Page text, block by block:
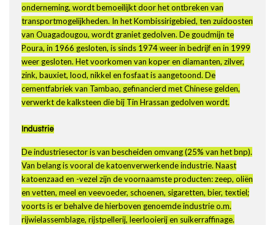
onderneming, wordt bemoeilijkt door het ontbreken van
transportmogelijkheden. In het Kombissirigebied, ten zuidoosten
van Ouagadougou, wordt graniet gedolven. De goudmijn te
Poura, in 1966 gesloten, is sinds 1974 weer in bedrijf en in 1999
weer gesloten. Het voorkomen van koper en diamanten, zilver,
zink, bauxiet, lood, nikkel en fosfaat is aangetoond. De
cementfabriek van Tambao, gefinancierd met Chinese gelden,
verwerkt de kalksteen die bij Tin Hrassan gedolven wordt.
Industrie
De industriesector is van bescheiden omvang (25% van het bnp).
Van belang is vooral de katoenverwerkende industrie. Naast
katoenzaad en -vezel zijn de voornaamste producten: zeep, oliën
en vetten, meel en veevoeder, schoenen, sigaretten, bier, textiel;
voorts is er behalve de hierboven genoemde industrie o.m.
rijwielassemblage, rijstpellerij, leerlooierij en suikerraffinage.